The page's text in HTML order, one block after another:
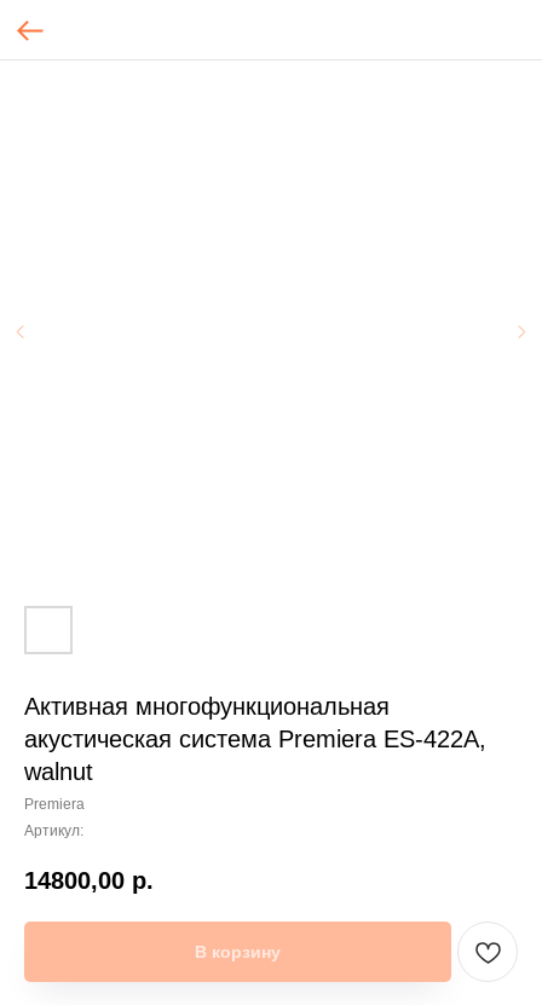
Активная многофункциональная
акустическая система Premiera ES-422A,
walnut
Premiera
Артикул:
14800,00 р.
В корзину